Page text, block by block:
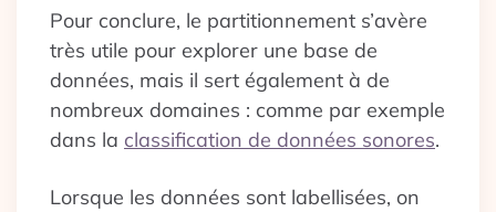
Pour conclure, le partitionnement s’avère
très utile pour explorer une base de
données, mais il sert également à de
nombreux domaines : comme par exemple
dans la classification de données sonores.
Lorsque les données sont labellisées, on